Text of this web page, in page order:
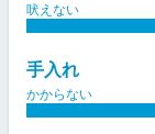
吠えない
手入れ
かからない